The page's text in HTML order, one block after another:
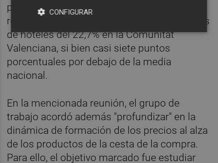
preparados (12%). Además, también se
remarcaba la inflación en el índice de precios
de hoteles del 22,7% en la Comunitat
Valenciana, si bien casi siete puntos
porcentuales por debajo de la media
nacional.
En la mencionada reunión, el grupo de
trabajo acordó además "profundizar" en la
dinámica de formación de los precios al alza
de los productos de la cesta de la compra.
Para ello, el objetivo marcado fue estudiar
CONFIGURAR